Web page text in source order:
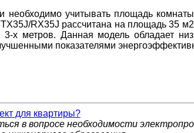
необходимо учитывать площадь
RX35J рассчитана на площадь 35
х метров. Данная модель обладает
показателями
для квартиры?
в вопросе необходимости